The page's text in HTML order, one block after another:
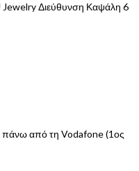
Jewelry Διεύθυνση Καψάλη 6
πάνω από τη Vodafone (1ος